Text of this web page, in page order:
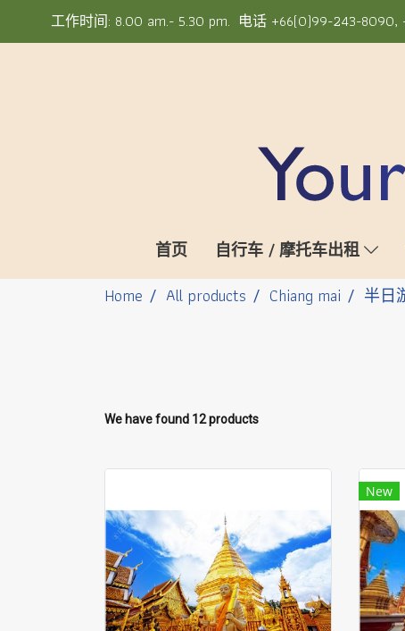
工作时间: 8.00 am.- 5.30 pm. 电话 +66(0)99-243-8090,
首页 自行车 / 摩托车出租
Home
All products Chiang mai 半日
We have found 12 products
New